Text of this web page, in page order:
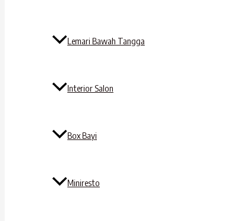
Lemari Bawah Tangga
Interior Salon
Box Bayi
Miniresto